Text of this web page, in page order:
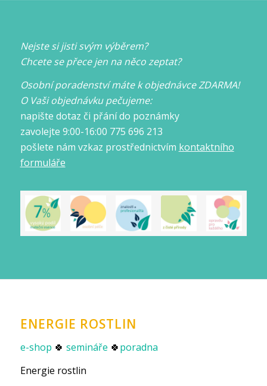
Nejste si jisti svým výběrem?
Chcete se přece jen na něco zeptat?
Osobní poradenství máte k objednávce ZDARMA!
O Vaši objednávku pečujeme:
napište dotaz či přání do poznámky
zavolejte 9:00-16:00 775 696 213
pošlete nám vzkaz prostřednictvím kontaktního
formuláře
ENERGIE ROSTLIN
e-shop 🍀 semináře 🍀poradna
Energie rostlin